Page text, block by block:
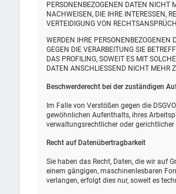
PERSONENBEZOGENEN DATEN NICHT
NACHWEISEN, DIE IHRE INTERESSEN,
VERTEIDIGUNG VON
WERDEN IHRE PERSONENBEZOGENEN
GEGEN DIE VERARBEITUNG SIE
DAS PROFILING, SOWEIT ES MIT
DATEN ANSCHLIESSEND NICHT MEHR
Beschwerde­recht bei der zuständigen
Im Falle von Verstößen gegen die
gewöhnlichen Aufenthalts, ihres
verwaltungsrechtlicher oder gerichtlicher
Recht auf Daten­übertrag­barkeit
Sie haben das Recht, Daten, die wir auf
einem gängigen, maschinenlesbaren
verlangen, erfolgt dies nur, soweit es